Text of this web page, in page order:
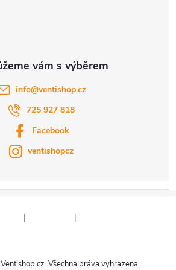
info@ventishop.cz
725 927 818
Facebook
ventishopcz
| |
Ventishop.cz. Všechna práva vyhrazena.